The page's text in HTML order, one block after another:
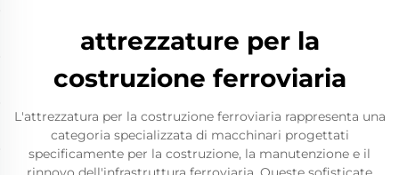
attrezzature per la
costruzione ferroviaria
L'attrezzatura per la costruzione ferroviaria rappresenta una
categoria specializzata di macchinari progettati
specificamente per la costruzione, la manutenzione e il